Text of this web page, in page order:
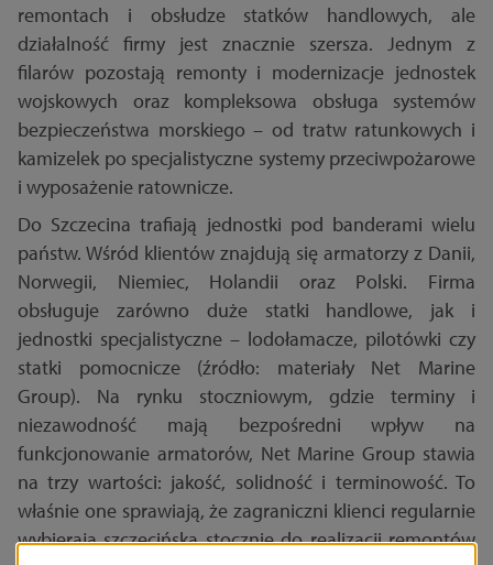
remontach i obsłudze statków handlowych, ale
działalność firmy jest znacznie szersza. Jednym z
filarów pozostają remonty i modernizacje jednostek
wojskowych oraz kompleksowa obsługa systemów
bezpieczeństwa morskiego – od tratw ratunkowych i
kamizelek po specjalistyczne systemy przeciwpożarowe
i wyposażenie ratownicze.
Do Szczecina trafiają jednostki pod banderami wielu
państw. Wśród klientów znajdują się armatorzy z Danii,
Norwegii, Niemiec, Holandii oraz Polski. Firma
obsługuje zarówno duże statki handlowe, jak i
jednostki specjalistyczne – lodołamacze, pilotówki czy
statki pomocnicze (źródło: materiały Net Marine
Group). Na rynku stoczniowym, gdzie terminy i
niezawodność mają bezpośredni wpływ na
funkcjonowanie armatorów, Net Marine Group stawia
na trzy wartości: jakość, solidność i terminowość. To
właśnie one sprawiają, że zagraniczni klienci regularnie
wybierają szczecińską stocznię do realizacji remontów